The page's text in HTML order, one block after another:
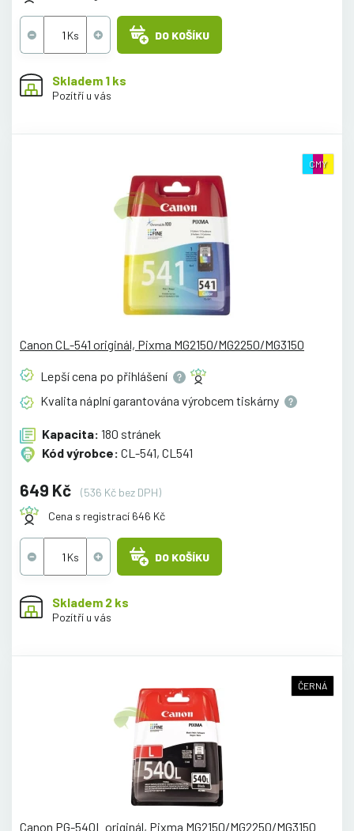
DO KOŠÍKU
Skladem 1 ks
Pozítří u vás
CMY
Canon CL-541 originál, Pixma MG2150/MG2250/MG3150
Lepší cena po přihlášení
Kvalita náplní garantována výrobcem tiskárny
Kapacita: 180 stránek
Kód výrobce: CL-541, CL541
649 Kč
(536 Kč bez DPH)
Cena s registrací 646 Kč
DO KOŠÍKU
Skladem 2 ks
Pozítří u vás
ČERNÁ
Canon PG-540L originál, Pixma MG2150/MG2250/MG3150